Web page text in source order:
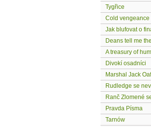
Tygřice
Cold vengeance
Jak blufovat o
Deans tell me
A treasury of
Divokí osadníci
Marshal Jack
Rudledge se
Ranč Zlomené
Pravda Písma
Tarnów